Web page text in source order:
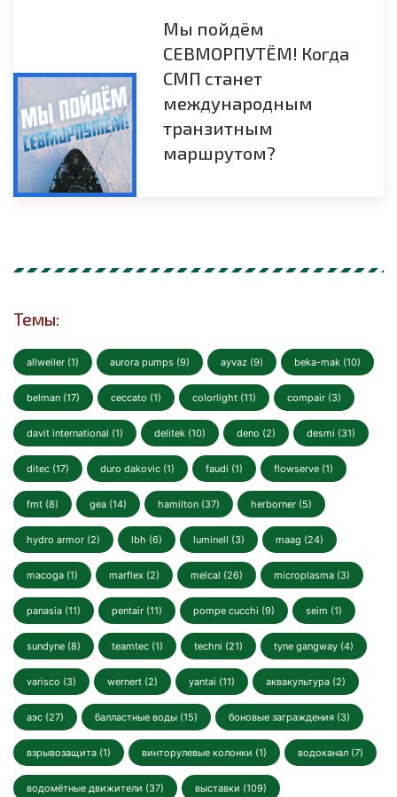
Мы пойдём
СЕВМОРПУТЁМ! Когда
СМП станет
международным
транзитным
маршрутом?
Темы:
allweiler (1) aurora pumps (9) ayvaz (9) beka-mak (10)
belman (17) ceccato (1) colorlight (11) compair (3)
davit international (1) delitek (10) deno (2) desmi (31)
ditec (17) duro dakovic (1) faudi (1) flowserve (1)
fmt (8) gea (14) hamilton (37) herborner (5)
hydro armor (2) lbh (6) luminell (3) maag (24)
macoga (1) marflex (2) melcal (26) microplasma (3)
panasia (11) pentair (11) pompe cucchi (9) seim (1)
sundyne (8) teamtec (1) techni (21) tyne gangway (4)
varisco (3) wernert (2) yantai (11) аквакультура (2)
аэс (27) балластные воды (15) боновые заграждения (3)
взрывозащита (1) винторулевые колонки (1) водоканал (7)
водомётные движители (37) выставки (109)